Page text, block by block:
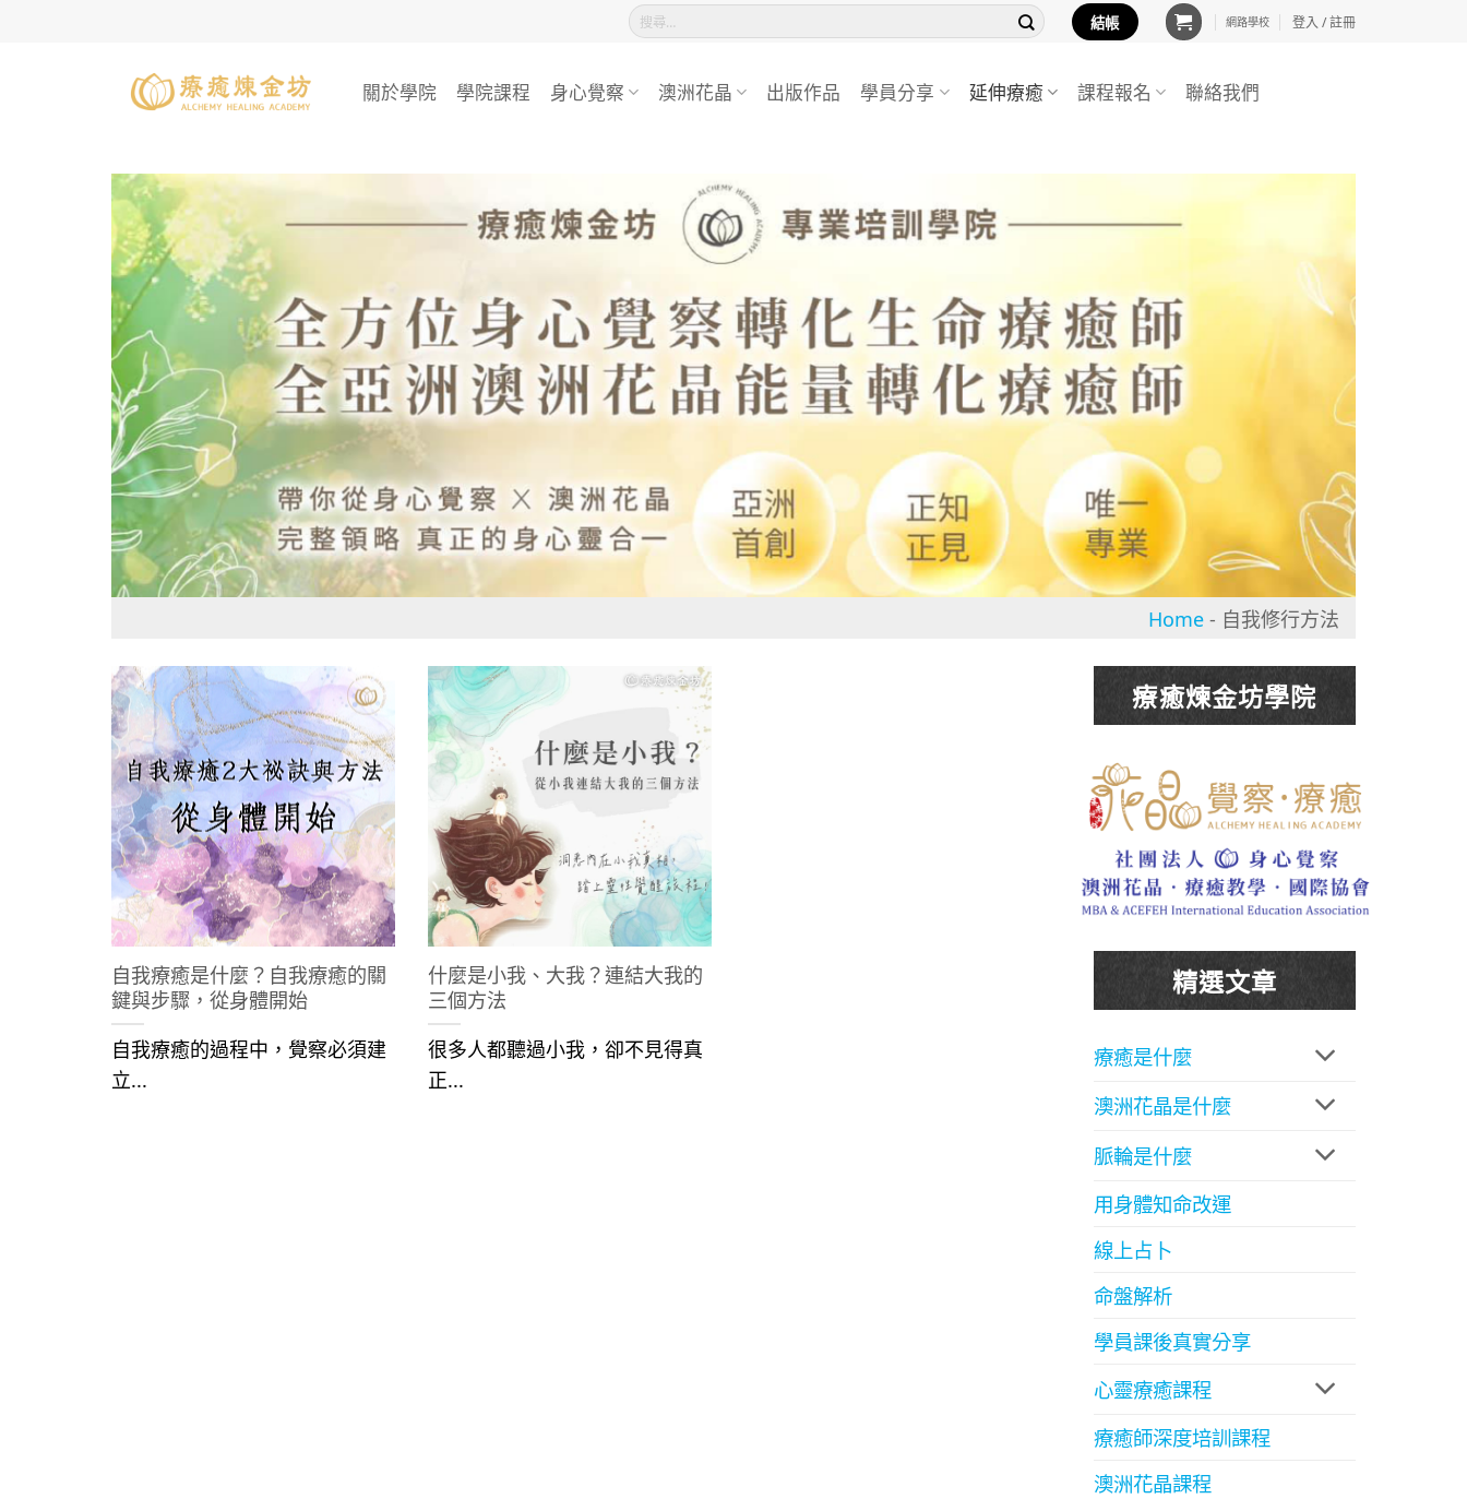
搜
尋
字:
結帳 網路學校 登入 / 註冊
關於學院 學院課程 身心覺察 澳洲花晶 出版作品 學員分享 延伸療癒 課程報名 聯絡我們
Home- 自我修行方法
自我療癒是什麼？自我療癒的關
鍵與步驟，從身體開始
自我療癒的過程中，覺察必須建
立...
什麼是小我、大我？連結大我的
三個方法
很多人都聽過小我，卻不見得真
正...
療癒煉金坊學院
精選文章
療癒是什麼
澳洲花晶是什麼
脈輪是什麼
用身體知命改運
線上占卜
命盤解析
學員課後真實分享
心靈療癒課程
療癒師深度培訓課程
澳洲花晶課程